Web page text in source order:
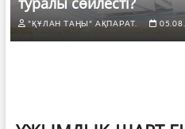
"ҚҰЛАН ТАҢЫ" АҚПАРАТ.